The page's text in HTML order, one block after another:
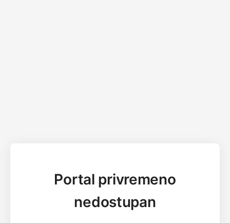
Portal privremeno
nedostupan